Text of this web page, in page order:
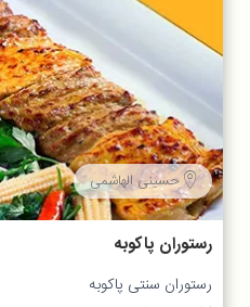
حسینی الهاشمی
رستوران پاکوبه
رستوران سنتی پاکوبه